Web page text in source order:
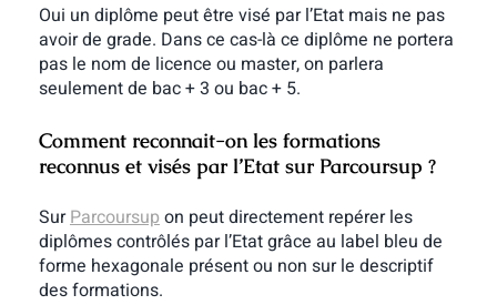
Oui un diplôme peut être visé par l’Etat mais ne pas
avoir de grade. Dans ce cas-là ce diplôme ne portera
pas le nom de licence ou master, on parlera
seulement de bac + 3 ou bac + 5.
Comment reconnait-on les formations
reconnus et visés par l’Etat sur Parcoursup ?
SurParcoursup on peut directement repérer les
diplômes contrôlés par l’Etat grâce au label bleu de
forme hexagonale présent ou non sur le descriptif
des formations.